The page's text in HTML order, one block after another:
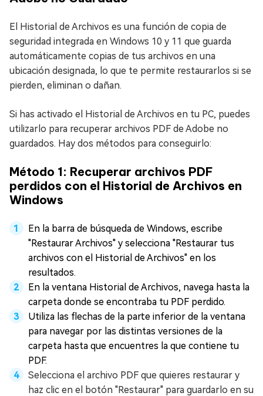
El Historial de Archivos es una función de copia de
seguridad integrada en Windows 10 y 11 que guarda
automáticamente copias de tus archivos en una
ubicación designada, lo que te permite restaurarlos si se
pierden, eliminan o dañan.
Si has activado el Historial de Archivos en tu PC, puedes
utilizarlo para recuperar archivos PDF de Adobe no
guardados. Hay dos métodos para conseguirlo:
Método 1: Recuperar archivos PDF
perdidos con el Historial de Archivos en
Windows
En la barra de búsqueda de Windows, escribe
"Restaurar Archivos" y selecciona "Restaurar tus
archivos con el Historial de Archivos" en los
resultados.
En la ventana Historial de Archivos, navega hasta la
carpeta donde se encontraba tu PDF perdido.
Utiliza las flechas de la parte inferior de la ventana
para navegar por las distintas versiones de la
carpeta hasta que encuentres la que contiene tu
PDF.
Selecciona el archivo PDF que quieres restaurar y
haz clic en el botón "Restaurar" para guardarlo en su